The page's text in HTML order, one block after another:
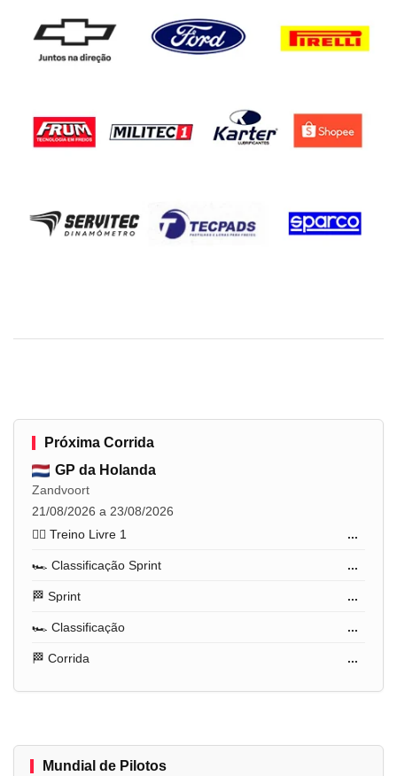
Próxima Corrida
GP da Holanda
Zandvoort
21/08/2026 a 23/08/2026
🏋️‍♂️ Treino Livre 1
...
🏎️ Classificação Sprint ...
🏁 Sprint ...
🏎️ Classificação ...
🏁 Corrida ...
Mundial de Pilotos